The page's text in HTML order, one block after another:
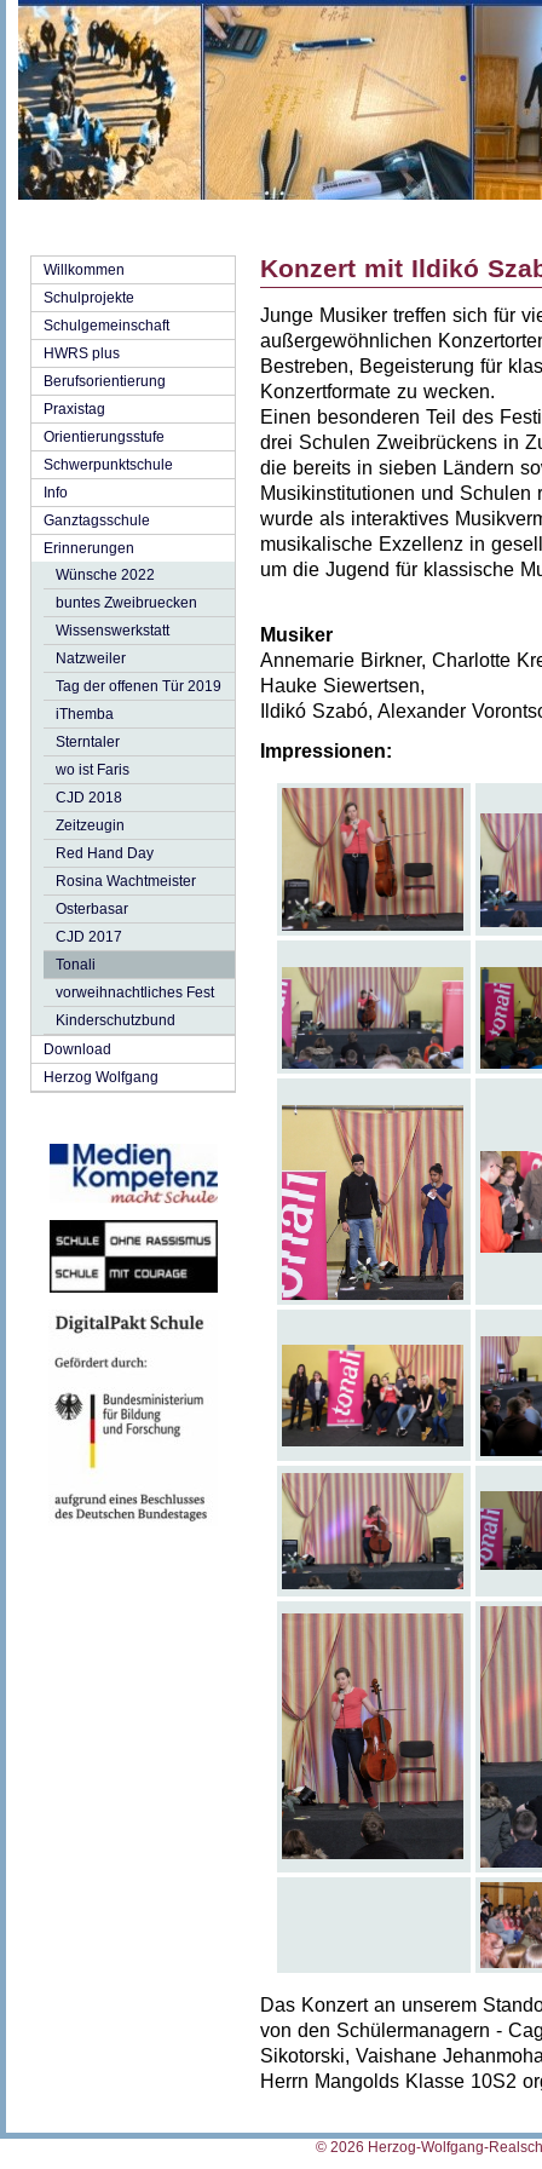
Willkommen
Schulprojekte
Schulgemeinschaft
HWRS plus
Berufsorientierung
Praxistag
Orientierungsstufe
Schwerpunktschule
Info
Ganztagsschule
Erinnerungen
Wünsche 2022
buntes Zweibruecken
Wissenswerkstatt
Natzweiler
Tag der offenen Tür 2019
iThemba
Sterntaler
wo ist Faris
CJD 2018
Zeitzeugin
Red Hand Day
Rosina Wachtmeister
Osterbasar
CJD 2017
Tonali
vorweihnachtliches Fest
Kinderschutzbund
Download
Herzog Wolfgang
Konzert mit Ildikó
Junge Musiker treffen sich für
außergewöhnlichen
Bestreben, Begeisterung für
Konzertformate zu wecken.
Einen besonderen Teil des
drei Schulen Zweibrückens in
die bereits in sieben Ländern
Musikinstitutionen und
wurde als interaktives
musikalische Exzellenz in
um die Jugend für klassische
Musiker
Annemarie Birkner, Charlotte
Hauke Siewertsen,
Ildikó Szabó, Alexander
Impressionen:
Das Konzert an unserem
von den Schülermanagern -
Sikotorski, Vaishane
Herrn Mangolds Klasse 10S2
© 2026 Herzog-Wolfgang-